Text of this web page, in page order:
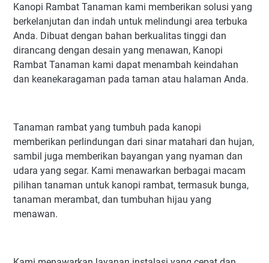
Kanopi Rambat Tanaman kami memberikan solusi yang
berkelanjutan dan indah untuk melindungi area terbuka
Anda. Dibuat dengan bahan berkualitas tinggi dan
dirancang dengan desain yang menawan, Kanopi
Rambat Tanaman kami dapat menambah keindahan
dan keanekaragaman pada taman atau halaman Anda.
Tanaman rambat yang tumbuh pada kanopi
memberikan perlindungan dari sinar matahari dan hujan,
sambil juga memberikan bayangan yang nyaman dan
udara yang segar. Kami menawarkan berbagai macam
pilihan tanaman untuk kanopi rambat, termasuk bunga,
tanaman merambat, dan tumbuhan hijau yang
menawan.